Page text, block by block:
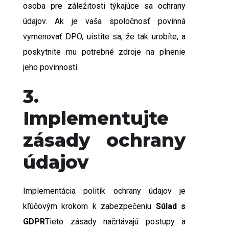
osoba pre záležitosti týkajúce sa ochrany
údajov. Ak je vaša spoločnosť povinná
vymenovať DPO, uistite sa, že tak urobíte, a
poskytnite mu potrebné zdroje na plnenie
jeho povinností.
3.
Implementujte
zásady ochrany
údajov
Implementácia politík ochrany údajov je
kľúčovým krokom k zabezpečeniu Súlad s
GDPRTieto zásady načrtávajú postupy a